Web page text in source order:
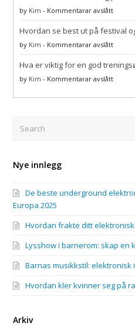
og
i
by Kim - Kommentarar avslåttpå
kler
på
rave?
Hvordan se best ut på festival
by Kim - Kommentarar avslåttpå
se
på
Hva er viktig for en god
by Kim - Kommentarar avslåttpå
er
Nye innlegg
De beste underground
Europa 2025
Hvordan frakte ditt
Lysshow i barnerom: skap
Barnas musikkstil:
Hvordan kler kvinner seg på
Arkiv